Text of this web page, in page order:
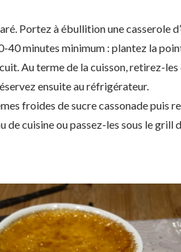
Portez à ébullition une casserole
40 minutes minimum : plantez la
Au terme de la cuisson, retirez-
ensuite au réfrigérateur.
froides de sucre cassonade puis
de cuisine ou passez-les sous le